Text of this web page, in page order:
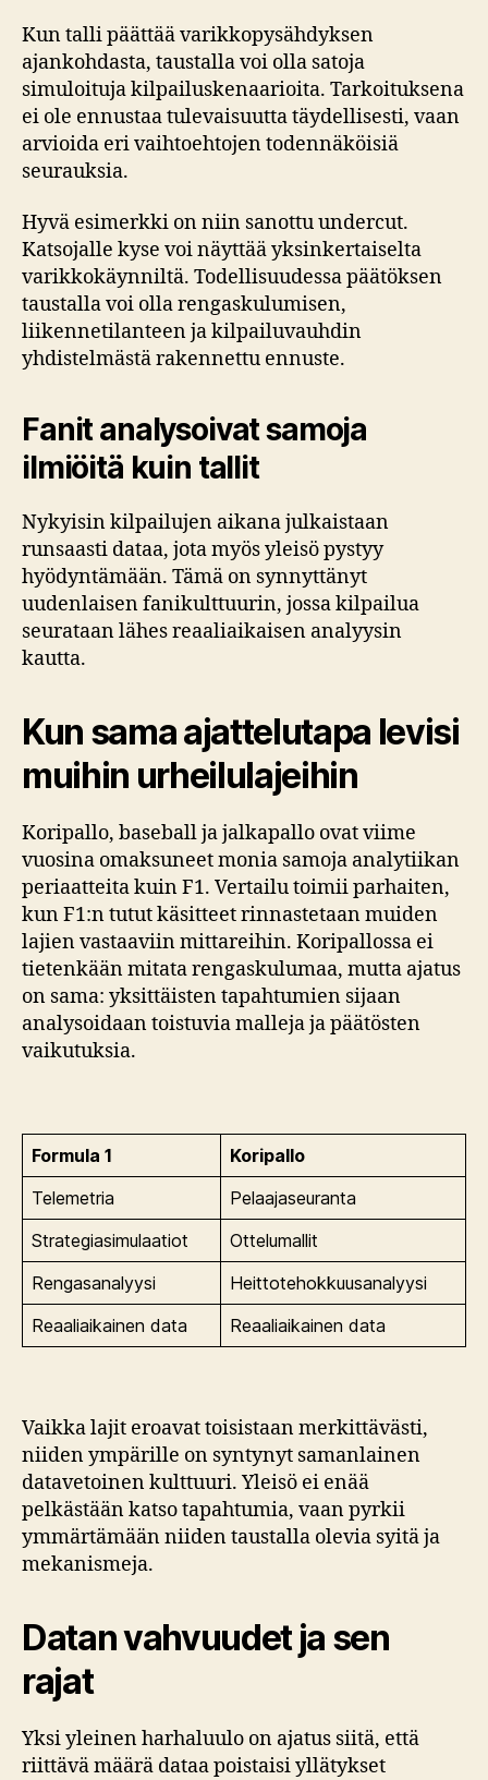
Kun talli päättää varikkopysähdyksen
ajankohdasta, taustalla voi olla satoja
simuloituja kilpailuskenaarioita. Tarkoituksena
ei ole ennustaa tulevaisuutta täydellisesti, vaan
arvioida eri vaihtoehtojen todennäköisiä
seurauksia.
Hyvä esimerkki on niin sanottu undercut.
Katsojalle kyse voi näyttää yksinkertaiselta
varikkokäynniltä. Todellisuudessa päätöksen
taustalla voi olla rengaskulumisen,
liikennetilanteen ja kilpailuvauhdin
yhdistelmästä rakennettu ennuste.
Fanit analysoivat samoja
ilmiöitä kuin tallit
Nykyisin kilpailujen aikana julkaistaan
runsaasti dataa, jota myös yleisö pystyy
hyödyntämään. Tämä on synnyttänyt
uudenlaisen fanikulttuurin, jossa kilpailua
seurataan lähes reaaliaikaisen analyysin
kautta.
Kun sama ajattelutapa levisi
muihin urheilulajeihin
Koripallo, baseball ja jalkapallo ovat viime
vuosina omaksuneet monia samoja analytiikan
periaatteita kuin F1. Vertailu toimii parhaiten,
kun F1:n tutut käsitteet rinnastetaan muiden
lajien vastaaviin mittareihin. Koripallossa ei
tietenkään mitata rengaskulumaa, mutta ajatus
on sama: yksittäisten tapahtumien sijaan
analysoidaan toistuvia malleja ja päätösten
vaikutuksia.
Formula 1
Koripallo
Telemetria
Pelaajaseuranta
Strategiasimulaatiot
Ottelumallit
Rengasanalyysi
Heittotehokkuusanalyysi
Reaaliaikainen data
Reaaliaikainen data
Vaikka lajit eroavat toisistaan merkittävästi,
niiden ympärille on syntynyt samanlainen
datavetoinen kulttuuri. Yleisö ei enää
pelkästään katso tapahtumia, vaan pyrkii
ymmärtämään niiden taustalla olevia syitä ja
mekanismeja.
Datan vahvuudet ja sen
rajat
Yksi yleinen harhaluulo on ajatus siitä, että
riittävä määrä dataa poistaisi yllätykset